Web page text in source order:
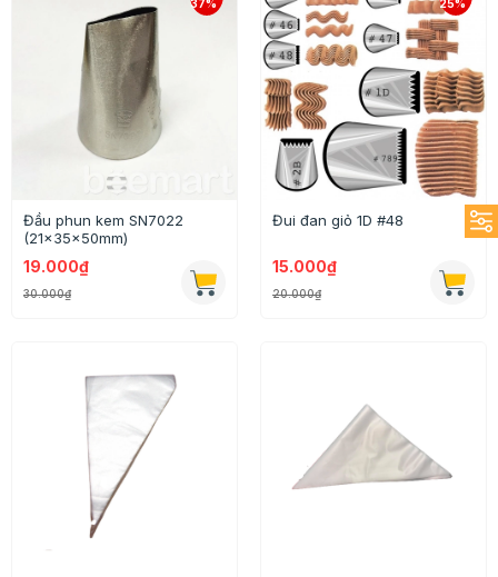
Đầu phun kem SN7022
(21x35x50mm)
19.000₫
30.000₫
Đui đan giỏ 1D #48
15.000₫
20.000₫